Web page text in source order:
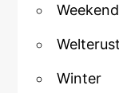
Weekend
Winter